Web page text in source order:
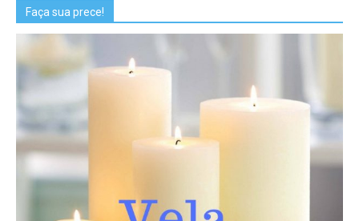
Faça sua prece!